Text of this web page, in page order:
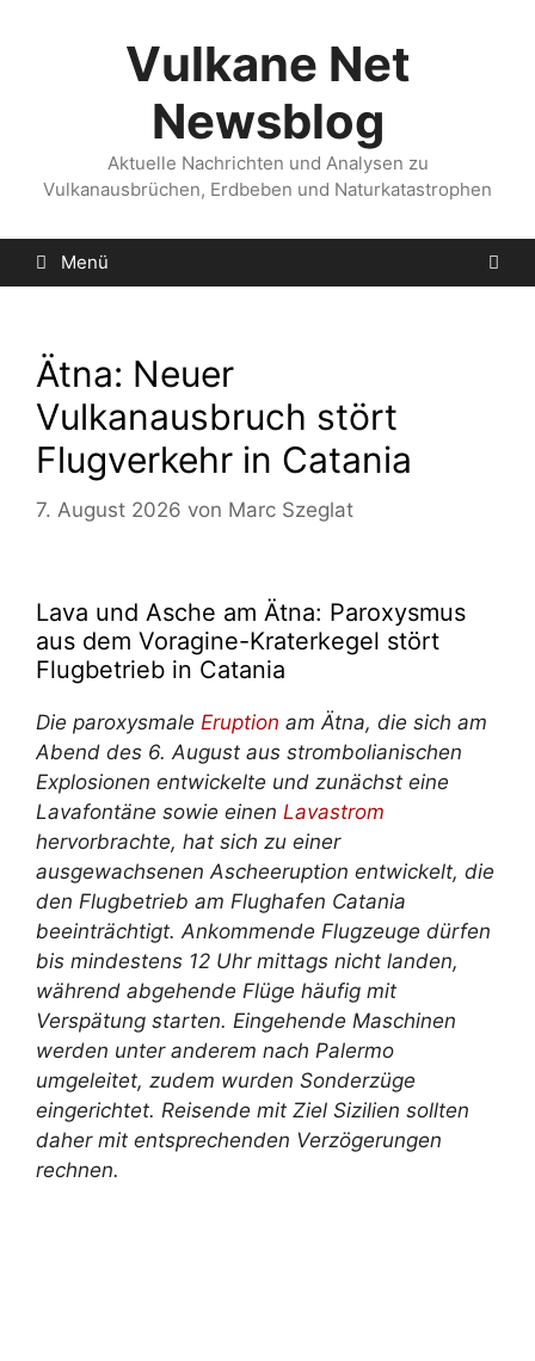
Vulkane Net
Newsblog
Aktuelle Nachrichten und Analysen zu
Vulkanausbrüchen, Erdbeben und Naturkatastrophen
Menü
Ätna: Neuer
Vulkanausbruch stört
Flugverkehr in Catania
7. August 2026 von Marc Szeglat
Lava und Asche am Ätna: Paroxysmus
aus dem Voragine-Kraterkegel stört
Flugbetrieb in Catania
Die paroxysmale Eruption am Ätna, die sich am
Abend des 6. August aus strombolianischen
Explosionen entwickelte und zunächst eine
Lavafontäne sowie einen Lavastrom
hervorbrachte, hat sich zu einer
ausgewachsenen Ascheeruption entwickelt, die
den Flugbetrieb am Flughafen Catania
beeinträchtigt. Ankommende Flugzeuge dürfen
bis mindestens 12 Uhr mittags nicht landen,
während abgehende Flüge häufig mit
Verspätung starten. Eingehende Maschinen
werden unter anderem nach Palermo
umgeleitet, zudem wurden Sonderzüge
eingerichtet. Reisende mit Ziel Sizilien sollten
daher mit entsprechenden Verzögerungen
rechnen.